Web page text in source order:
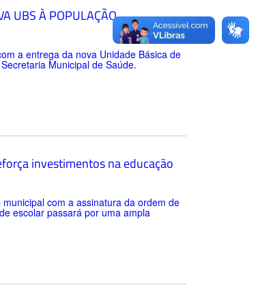
UBS À POPULAÇÃO
a entrega da nova Unidade Básica de
Municipal de Saúde.
investimentos na educação
com a assinatura da ordem de
escolar passará por uma ampla